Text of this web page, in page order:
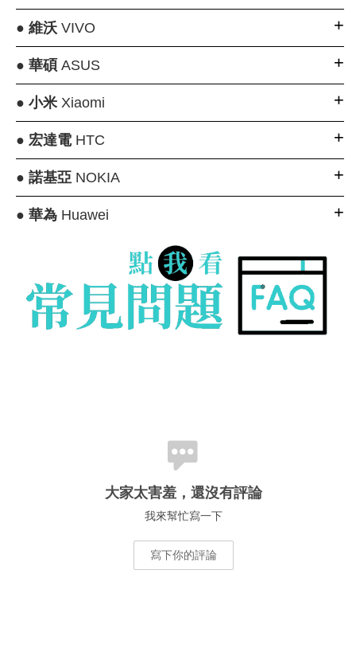
● 維沃VIVO
● 華碩 ASUS
● 小米Xiaomi
● 宏達電HTC
● 諾基亞NOKIA
● 華為Huawei
大家太害羞，還沒有評論
我來幫忙寫一下
寫下你的評論